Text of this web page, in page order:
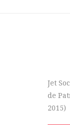
Jet
de
2015)